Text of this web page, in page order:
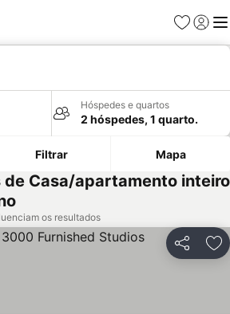
Favoritos
Iniciar
Hóspedes e quartos
2 hóspedes, 1 quarto.
Filtrar Mapa
de Casa/apartamento inteiro
os resultados
Partilhar